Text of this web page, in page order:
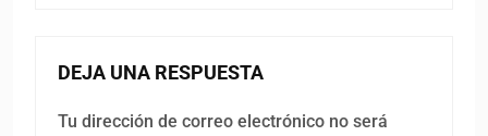
DEJA UNA RESPUESTA
Tu dirección de correo electrónico no será